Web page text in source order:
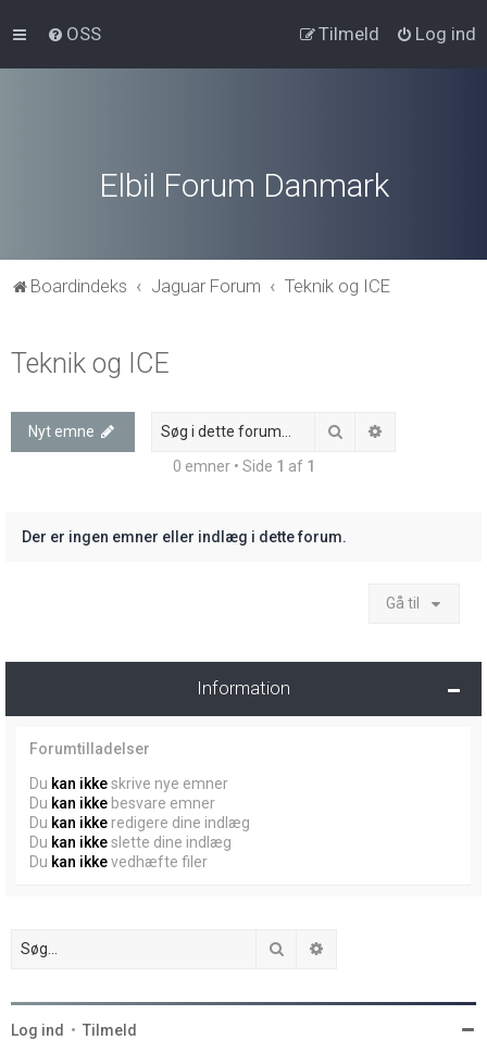
OSS Log ind
Tilmeld
Elbil Forum Danmark
Boardindeks Jaguar Forum Teknik og ICE
Teknik og ICE
Nyt emne Søg
0 emner • Side 1 af 1
Der er ingen emner eller indlæg i dette forum.
Gå til
Information
Forumtilladelser
Du kan ikkeskrive nye emner
Du kan ikke besvare emner
Du kan ikke redigere dine indlæg
Du kan ikkeslette dine indlæg
Du kan ikkevedhæfte filer
Søg
Log ind • Tilmeld